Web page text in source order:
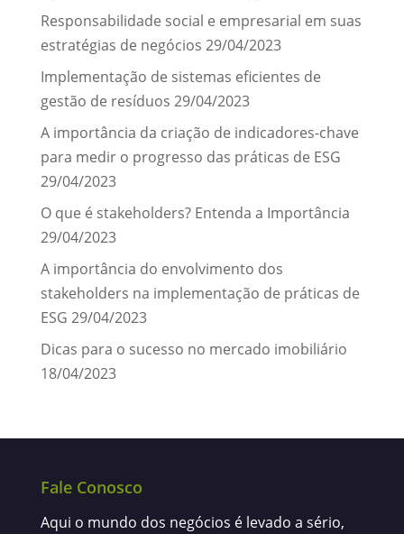
Responsabilidade social e empresarial em suas
estratégias de negócios 29/04/2023
Implementação de sistemas eficientes de
gestão de resíduos 29/04/2023
A importância da criação de indicadores-chave
para medir o progresso das práticas de ESG
29/04/2023
O que é stakeholders? Entenda a Importância
29/04/2023
A importância do envolvimento dos
stakeholders na implementação de práticas de
ESG 29/04/2023
Dicas para o sucesso no mercado imobiliário
18/04/2023
Fale Conosco
Aqui o mundo dos negócios é levado a sério,